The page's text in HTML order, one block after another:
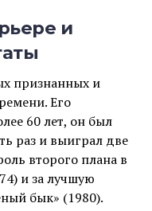
и
признанных и
Его
60 лет, он был
раз и выиграл две
второго плана в
и за лучшую
бык» (1980).